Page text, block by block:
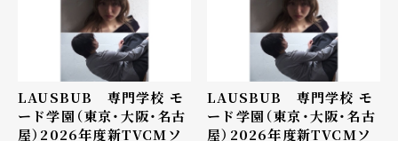
LAUSBUB 専門学校 モ
ード学園（東京・大阪・名古
屋）2026年度新TVCMソ
LAUSBUB 専門学校 モ
ード学園（東京・大阪・名古
屋）2026年度新TVCMソ